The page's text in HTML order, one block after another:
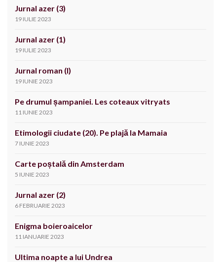
Jurnal azer (3)
19 IULIE 2023
Jurnal azer (1)
19 IULIE 2023
Jurnal roman (I)
19 IUNIE 2023
Pe drumul șampaniei. Les coteaux vitryats
11 IUNIE 2023
Etimologii ciudate (20). Pe plajă la Mamaia
7 IUNIE 2023
Carte poștală din Amsterdam
5 IUNIE 2023
Jurnal azer (2)
6 FEBRUARIE 2023
Enigma boieroaicelor
11 IANUARIE 2023
Ultima noapte a lui Undrea